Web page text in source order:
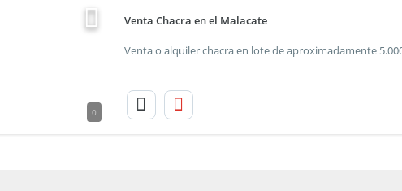
0
Venta Chacra en el Malacate